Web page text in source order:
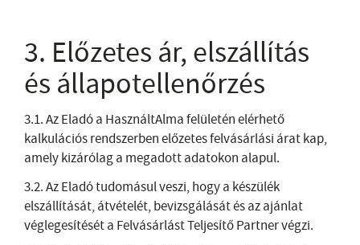
3. Előzetes ár, elszállítás
és állapotellenőrzés
3.1. Az Eladó a HasználtAlma felületén elérhető
kalkulációs rendszerben előzetes felvásárlási árat kap,
amely kizárólag a megadott adatokon alapul.
3.2. Az Eladó tudomásul veszi, hogy a készülék
elszállítását, átvételét, bevizsgálását és az ajánlat
véglegesítését a Felvásárlást Teljesítő Partner végzi.